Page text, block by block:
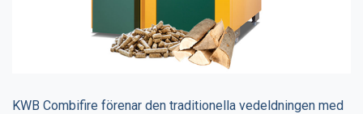
KWB Combifire förenar den traditionella vedeldningen med